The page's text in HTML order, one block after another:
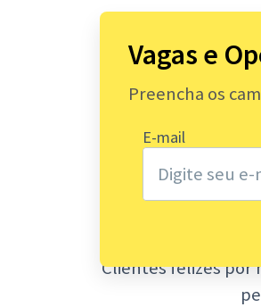
Vagas e
Preencha os
E-mail
Clientes felizes por